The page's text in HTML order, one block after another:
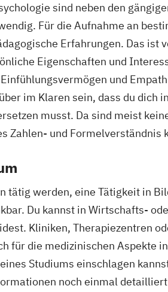
sind neben den
Für die Aufnahme an
Erfahrungen. Das ist
Eigenschaften und
und
im Klaren sein, dass du dich
musst. Da sind meist
Zahlen- und
tätig werden, eine Tätigkeit in
Du kannst in Wirtschafts-
Kliniken, Therapiezentren
für die medizinischen Aspekte
Studiums einschlagen
noch einmal